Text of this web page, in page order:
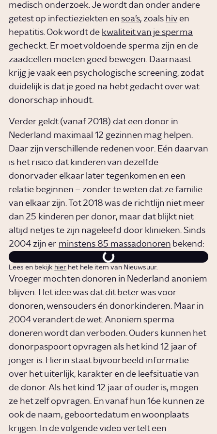
medisch onderzoek. Je wordt dan onder andere
getest op infectieziekten ensoa’s, zoals hiv en
hepatitis. Ook wordt de kwaliteit van je sperma
gecheckt. Er moet voldoende sperma zijn en de
zaadcellen moeten goed bewegen. Daarnaast
krijg je vaak een psychologische screening, zodat
duidelijk is dat je goed na hebt gedacht over wat
donorschap inhoudt.
Verder geldt (vanaf 2018) dat een donor in
Nederland maximaal 12 gezinnen mag helpen.
Daar zijn verschillende redenen voor. Eén daarvan
is het risico dat kinderen van dezelfde
donorvader elkaar later tegenkomen en een
relatie beginnen – zonder te weten dat ze familie
van elkaar zijn. Tot 2018 was de richtlijn niet meer
dan 25 kinderen per donor, maar dat blijkt niet
altijd netjes te zijn nageleefd door klinieken. Sinds
2004 zijn er minstens 85 massadonoren bekend:
Lees en bekijk hier het hele item van Nieuwsuur.
Vroeger mochten donoren in Nederland anoniem
blijven. Het idee was dat dit beter was voor
donoren, wensouders én donorkinderen. Maar in
2004 verandert de wet. Anoniem sperma
doneren wordt dan verboden. Ouders kunnen het
donorpaspoort opvragen als het kind 12 jaar of
jonger is. Hierin staat bijvoorbeeld informatie
over het uiterlijk, karakter en de leefsituatie van
de donor. Als het kind 12 jaar of ouder is, mogen
ze het zelf opvragen. En vanaf hun 16e kunnen ze
ook de naam, geboortedatum en woonplaats
krijgen. In de volgende video vertelt een